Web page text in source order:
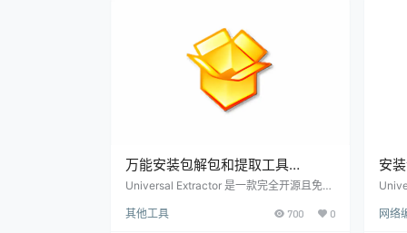
万能安装包解包和提取工具
Universal Extractor v2.0.0 RC4
Universal Extractor 是一款完全开源且免费
包中提取文件而设计。例如，ZIP、RAR 等
其他工具 700 0
安
装文
网络